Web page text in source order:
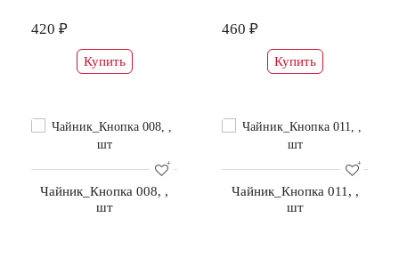
420 ₽
Купить
460 ₽
Купить
Чайник_Кнопка 008, ,
шт
Чайник_Кнопка 011, ,
шт